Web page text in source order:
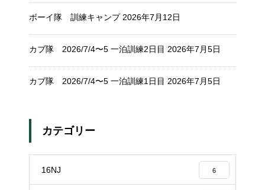
ボーイ隊 訓練キャンプ 2026年7月12日
カブ隊 2026/7/4〜5 一泊訓練2日目 2026年7月5日
カブ隊 2026/7/4〜5 一泊訓練1日目 2026年7月5日
カテゴリー
16NJ 6